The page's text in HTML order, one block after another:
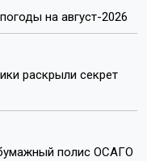
на август-2026
раскрыли секрет
полис ОСАГО